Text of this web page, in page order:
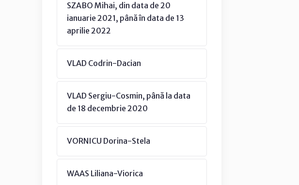
SZABO Mihai, din data de 20
ianuarie 2021, până în data de 13
aprilie 2022
VLAD Codrin-Dacian
VLAD Sergiu-Cosmin, până la data
de 18 decembrie 2020
VORNICU Dorina-Stela
WAAS Liliana-Viorica